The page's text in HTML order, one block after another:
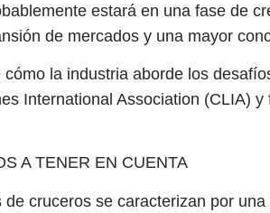
estará en una fase de
de mercados y una mayor
la industria aborde los
International Association (CLIA) y
A TENER EN CUENTA
cruceros se caracterizan por